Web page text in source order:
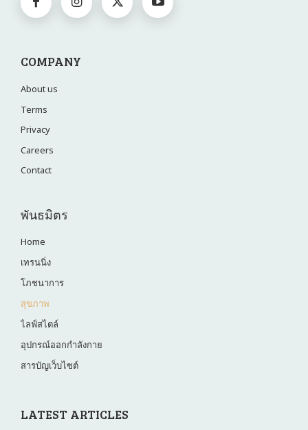
COMPANY
About us
Terms
Privacy
Careers
Contact
พันธมิตร
Home
เทรนนิ่ง
โภชนาการ
สุขภาพ
ไลฟ์สไตล์
อุปกรณ์ออกกำลังกาย
สารบัญเว็บไซต์
LATEST ARTICLES